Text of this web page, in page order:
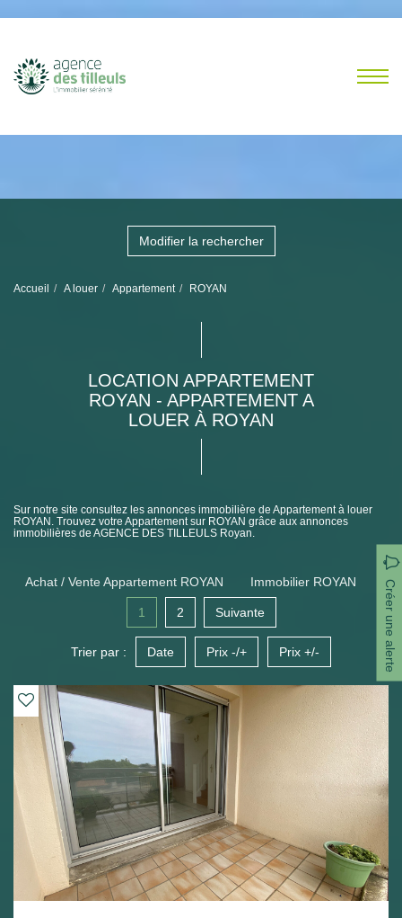
Modifier la rechercher
Accueil A louer Appartement ROYAN
LOCATION APPARTEMENT
ROYAN - APPARTEMENT A
LOUER À ROYAN
Sur notre site consultez les annonces immobilière de Appartement à louer
ROYAN. Trouvez votre Appartement sur ROYAN grâce aux annonces
immobilières de AGENCE DES TILLEULS Royan.
Achat / Vente Appartement ROYAN Immobilier ROYAN Créer une alerte
1 2 Suivante
Trier par : Date Prix -/+ Prix +/-